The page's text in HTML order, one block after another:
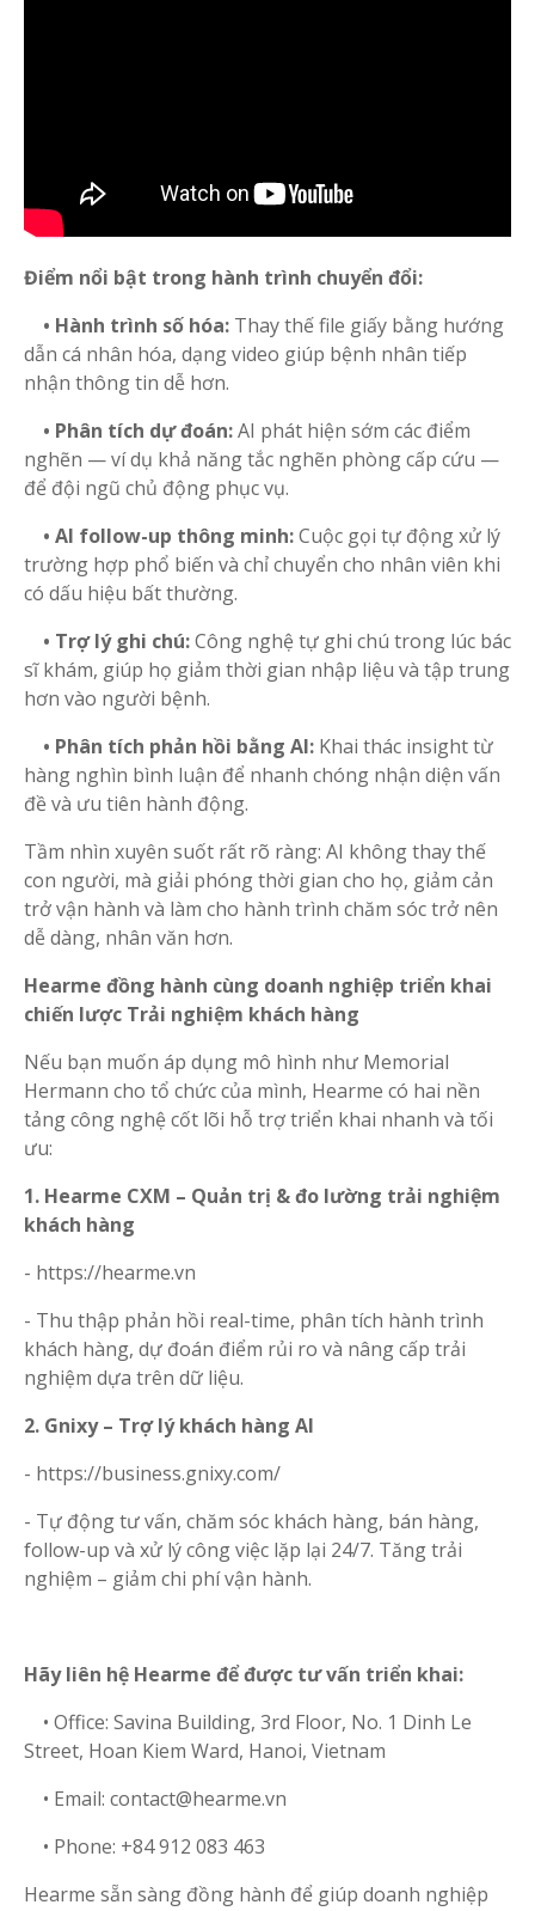
Điểm nổi bật trong hành trình chuyển đổi:
• Hành trình số hóa: Thay thế file giấy bằng hướng
dẫn cá nhân hóa, dạng video giúp bệnh nhân tiếp
nhận thông tin dễ hơn.
• Phân tích dự đoán:AI phát hiện sớm các điểm
nghẽn — ví dụ khả năng tắc nghẽn phòng cấp cứu —
để đội ngũ chủ động phục vụ.
• AI follow-up thông minh:Cuộc gọi tự động xử lý
trường hợp phổ biến và chỉ chuyển cho nhân viên khi
có dấu hiệu bất thường.
• Trợ lý ghi chú:Công nghệ tự ghi chú trong lúc bác
sĩ khám, giúp họ giảm thời gian nhập liệu và tập trung
hơn vào người bệnh.
• Phân tích phản hồi bằng AI: Khai thác insight từ
hàng nghìn bình luận để nhanh chóng nhận diện vấn
đề và ưu tiên hành động.
Tầm nhìn xuyên suốt rất rõ ràng: AI không thay thế
con người, mà giải phóng thời gian cho họ, giảm cản
trở vận hành và làm cho hành trình chăm sóc trở nên
dễ dàng, nhân văn hơn.
Hearme đồng hành cùng doanh nghiệp triển khai
chiến lược Trải nghiệm khách hàng
Nếu bạn muốn áp dụng mô hình như Memorial
Hermann cho tổ chức của mình, Hearme có hai nền
tảng công nghệ cốt lõi hỗ trợ triển khai nhanh và tối
ưu:
1. Hearme CXM – Quản trị & đo lường trải nghiệm
khách hàng
- https://hearme.vn
- Thu thập phản hồi real-time, phân tích hành trình
khách hàng, dự đoán điểm rủi ro và nâng cấp trải
nghiệm dựa trên dữ liệu.
2. Gnixy – Trợ lý khách hàng AI
- https://business.gnixy.com/
- Tự động tư vấn, chăm sóc khách hàng, bán hàng,
follow-up và xử lý công việc lặp lại 24/7. Tăng trải
nghiệm – giảm chi phí vận hành.
Hãy liên hệ Hearme để được tư vấn triển khai:
• Office: Savina Building, 3rd Floor, No. 1 Dinh Le
Street, Hoan Kiem Ward, Hanoi, Vietnam
• Email: contact@hearme.vn
• Phone: +84 912 083 463
Hearme sẵn sàng đồng hành để giúp doanh nghiệp